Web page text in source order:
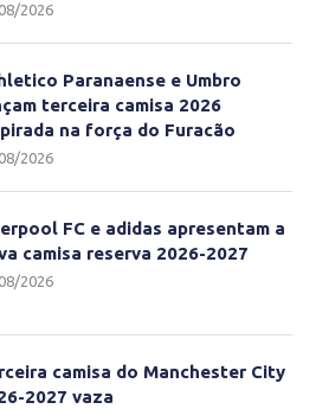
2026
Paranaense e Umbro
terceira camisa 2026
na força do Furacão
2026
FC e adidas apresentam a
camisa reserva 2026-2027
2026
camisa do Manchester City
2027 vaza